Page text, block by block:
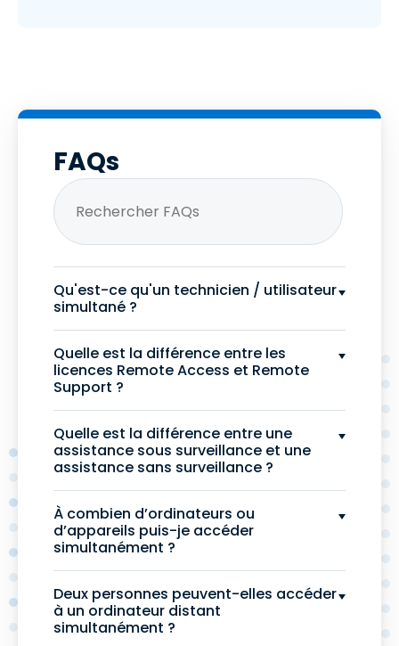
FAQs
Qu'est-ce qu'un technicien / utilisateur
simultané ?
Quelle est la différence entre les
licences Remote Access et Remote
Support ?
Quelle est la différence entre une
assistance sous surveillance et une
assistance sans surveillance ?
À combien d’ordinateurs ou
d’appareils puis-je accéder
simultanément ?
Deux personnes peuvent-elles accéder
à un ordinateur distant
simultanément ?